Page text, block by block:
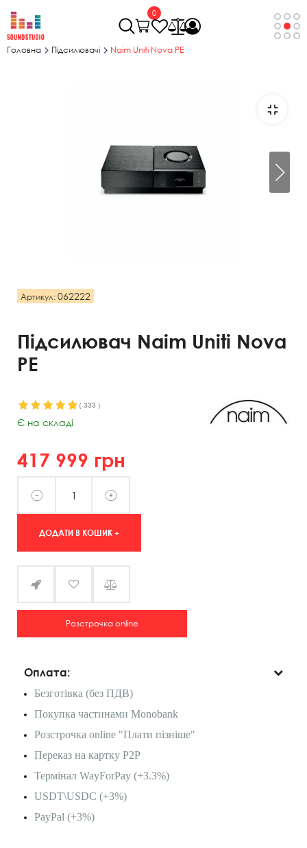
0
Головна Підсилювачі Naim Uniti Nova PE
Артикул: 062222
Підсилювач Naim Uniti Nova
PE
( 333 )
Є на складі
417 999 грн
ДОДАТИ В КОШИК +
Розстрочка online
Оплата:
Безготівка (без ПДВ)
Покупка частинами Monobank
Розстрочка online "Плати пізніше"
Переказ на картку P2P
Термінал WayForPay (+3.3%)
USDT\USDC (+3%)
PayPal (+3%)